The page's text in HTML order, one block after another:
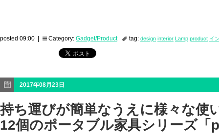
posted 09:00 | Category: Gadget/Product tag: design interior Lamp product イ
2017年08月23日
持ち運びが簡単なうえに様々な使
12個のポータブル家具シリーズ